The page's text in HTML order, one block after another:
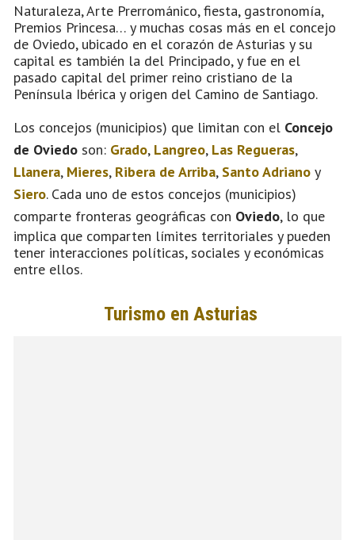
Naturaleza, Arte Prerrománico, fiesta, gastronomía,
Premios Princesa… y muchas cosas más en el concejo
de Oviedo, ubicado en el corazón de Asturias y su
capital es también la del Principado, y fue en el
pasado capital del primer reino cristiano de la
Península Ibérica y origen del Camino de Santiago.
Los concejos (municipios) que limitan con el Concejo
de Oviedo son: Grado, Langreo, Las Regueras,
Llanera, Mieres, Ribera de Arriba, Santo Adriano y
Siero. Cada uno de estos concejos (municipios)
comparte fronteras geográficas con Oviedo, lo que
implica que comparten límites territoriales y pueden
tener interacciones políticas, sociales y económicas
entre ellos.